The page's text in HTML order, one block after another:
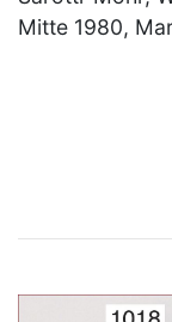
Mitte 1980,